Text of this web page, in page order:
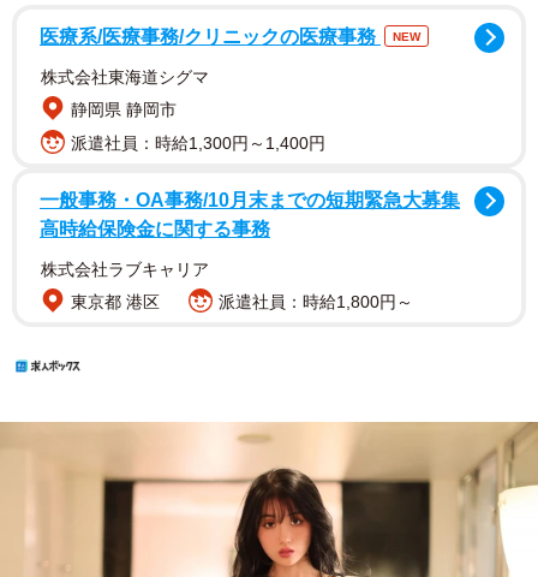
医療系/医療事務/クリニックの医療事務 NEW
株式会社東海道シグマ
静岡県 静岡市
派遣社員：時給1,300円～1,400円
一般事務・OA事務/10月末までの短期緊急大募集
高時給保険金に関する事務
株式会社ラブキャリア
東京都 港区
派遣社員：時給1,800円～